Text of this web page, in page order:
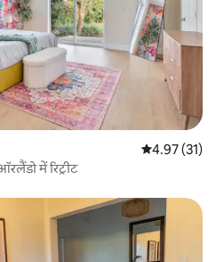
औसत रेटिंग 5 में
4.97 (31)
में रिट्रीट